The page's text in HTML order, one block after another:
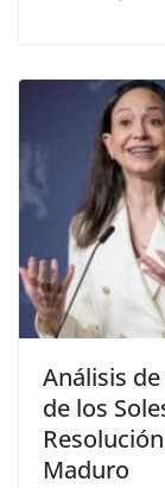
Análisis
de los
Maduro